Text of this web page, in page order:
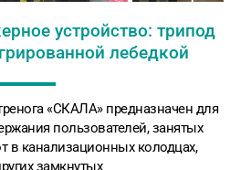
устройство: трипод
лебедкой
«СКАЛА» предназначен для
пользователей, занятых
в канализационных колодцах,
замкнутых